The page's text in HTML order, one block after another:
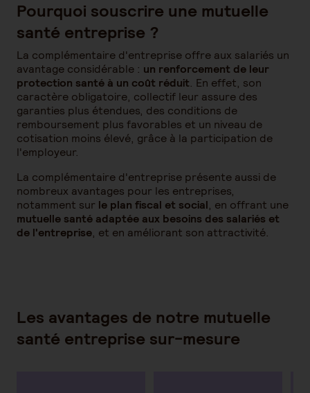
Pourquoi souscrire une mutuelle
santé entreprise ?
La complémentaire d'entreprise offre aux salariés un
avantage considérable : un renforcement de leur
protection santé à un coût réduit. En effet, son
caractère obligatoire, collectif leur assure des
garanties plus étendues, des conditions de
remboursement plus favorables et un niveau de
cotisation moins élevé, grâce à la participation de
l'employeur.
La complémentaire d'entreprise présente aussi de
nombreux avantages pour les entreprises,
notamment sur le plan fiscal et social, en offrant une
mutuelle santé adaptée aux besoins des salariés et
de l'entreprise, et en améliorant son attractivité.
Les avantages de notre mutuelle
santé entreprise sur-mesure